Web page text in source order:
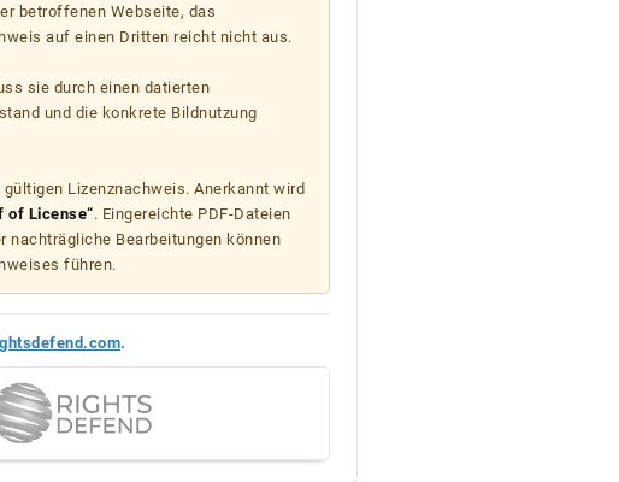
betroffenen Webseite, das
auf einen Dritten reicht nicht aus.
sie durch einen datierten
und die konkrete Bildnutzung
Lizenznachweis. Anerkannt wird
of License“. Eingereichte PDF-Dateien
nachträgliche Bearbeitungen können
führen.
.